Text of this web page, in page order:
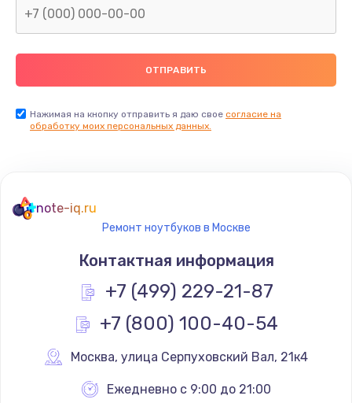
Нажимая на кнопку отправить я даю свое согласие на
обработку моих персональных данных.
note-iq.ru
Ремонт ноутбуков в Москве
Контактная информация
+7 (499) 229-21-87
+7 (800) 100-40-54
Москва, улица Серпуховский Вал, 21к4
Ежедневно с 9:00 до 21:00